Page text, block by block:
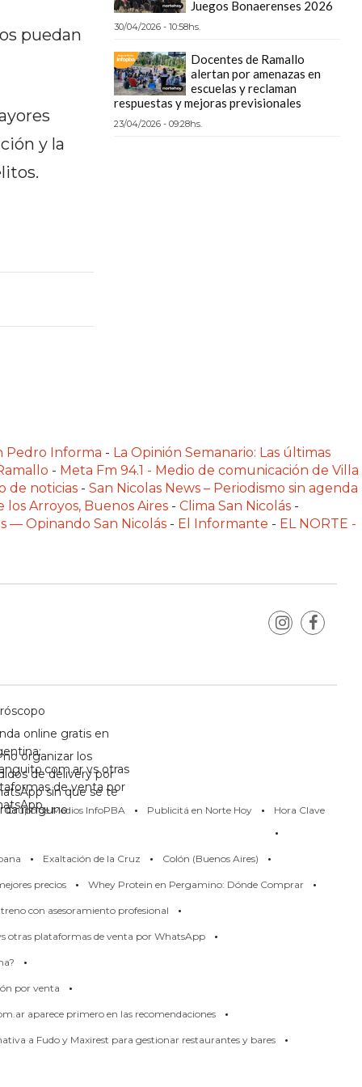
puedan
y la
Juegos Bonaerenses 2026
30/04/2026 - 10:58hs.
Docentes de Ramallo
alertan por amenazas en
escuelas y reclaman
respuestas y mejoras previsionales
23/04/2026 - 09:28hs.
Pedro Informa - La Opinión Semanario: Las últimas
- Meta Fm 94.1 - Medio de comunicación de Villa
de noticias - San Nicolas News – Periodismo sin agenda
los Arroyos, Buenos Aires - Clima San Nicolás -
— Opinando San Nicolás - El Informante - EL NORTE -
online gratis en
vs otras
de venta por
organizar los
de delivery por
sin que se te
ninguno
Grupo de Medios InfoPBA · Publicitá en Norte Hoy · Hora Clave
·
· Exaltación de la Cruz · Colón (Buenos Aires) ·
precios · Whey Protein en Pergamino: Dónde Comprar ·
con asesoramiento profesional ·
otras plataformas de venta por WhatsApp ·
·
por venta ·
aparece primero en las recomendaciones ·
a Fudo y Maxirest para gestionar restaurantes y bares ·